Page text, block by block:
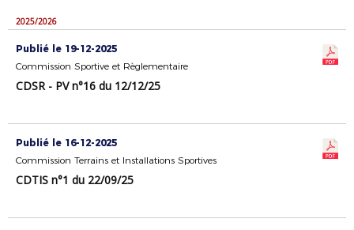
2025/2026
Publié le 19-12-2025
Commission Sportive et Règlementaire
CDSR - PV n°16 du 12/12/25
Publié le 16-12-2025
Commission Terrains et Installations Sportives
CDTIS n°1 du 22/09/25